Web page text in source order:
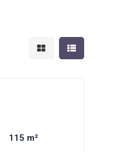
Mostrar resultados em
Mostrar
115 m²